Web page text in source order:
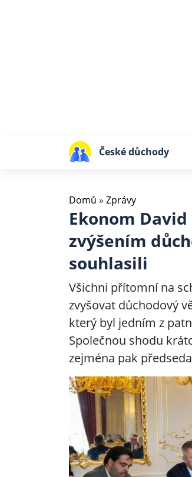
České důchody
Domů » Zprávy
Ekonom
zvýšením
souhlasili
Všichni přítomní na
zvyšovat důchodový
který byl jedním z
Společnou shodu
zejména pak